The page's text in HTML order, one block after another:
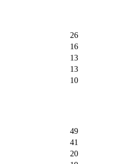
26
16
13
13
10
49
41
20